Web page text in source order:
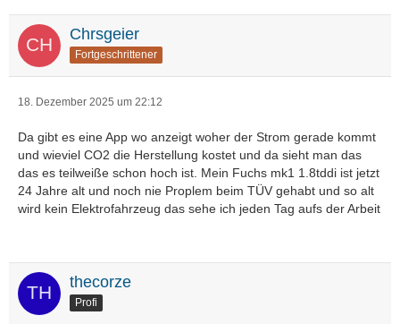
Chrsgeier
Fortgeschrittener
18. Dezember 2025 um 22:12
Da gibt es eine App wo anzeigt woher der Strom gerade kommt
und wieviel CO2 die Herstellung kostet und da sieht man das
das es teilweiße schon hoch ist. Mein Fuchs mk1 1.8tddi ist jetzt
24 Jahre alt und noch nie Proplem beim TÜV gehabt und so alt
wird kein Elektrofahrzeug das sehe ich jeden Tag aufs der Arbeit
thecorze
Profi